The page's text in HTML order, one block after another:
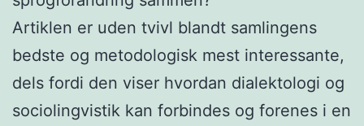
Artiklen er uden tvivl blandt samlingens
bedste og metodologisk mest interessante,
dels fordi den viser hvordan dialektologi og
sociolingvistik kan forbindes og forenes i en